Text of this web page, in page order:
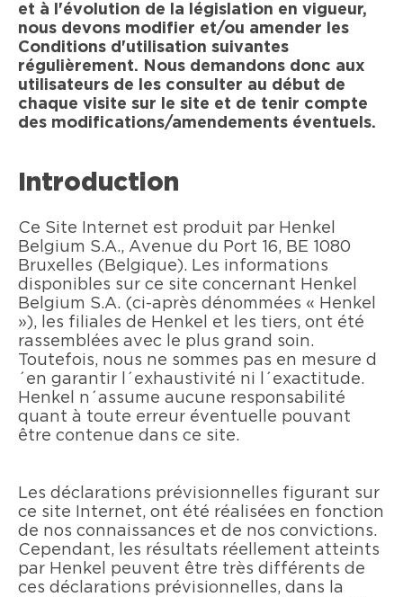
et à l'évolution de la législation en vigueur,
nous devons modifier et/ou amender les
Conditions d'utilisation suivantes
régulièrement. Nous demandons donc aux
utilisateurs de les consulter au début de
chaque visite sur le site et de tenir compte
des modifications/amendements éventuels.
Introduction
Ce Site Internet est produit par Henkel
Belgium S.A., Avenue du Port 16, BE 1080
Bruxelles (Belgique). Les informations
disponibles sur ce site concernant Henkel
Belgium S.A. (ci-après dénommées « Henkel
»), les filiales de Henkel et les tiers, ont été
rassemblées avec le plus grand soin.
Toutefois, nous ne sommes pas en mesure d
´en garantir l´exhaustivité ni l´exactitude.
Henkel n´assume aucune responsabilité
quant à toute erreur éventuelle pouvant
être contenue dans ce site.
Les déclarations prévisionnelles figurant sur
ce site Internet, ont été réalisées en fonction
de nos connaissances et de nos convictions.
Cependant, les résultats réellement atteints
par Henkel peuvent être très différents de
ces déclarations prévisionnelles, dans la